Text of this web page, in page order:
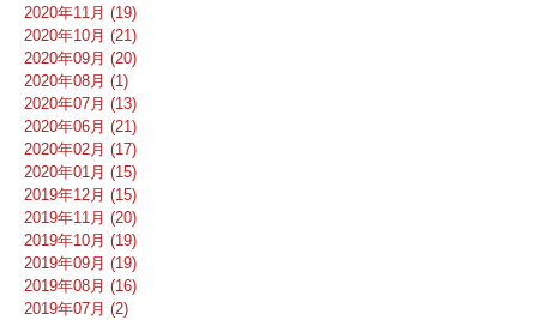
2020年11月 (19)
2020年10月 (21)
2020年09月 (20)
2020年08月 (1)
2020年07月 (13)
2020年06月 (21)
2020年02月 (17)
2020年01月 (15)
2019年12月 (15)
2019年11月 (20)
2019年10月 (19)
2019年09月 (19)
2019年08月 (16)
2019年07月 (2)